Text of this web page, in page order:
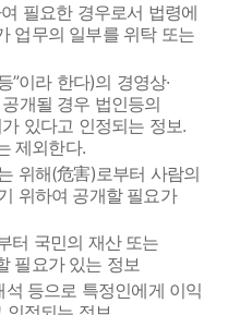
필요한 경우로서 법령에
업무의 일부를 위탁 또는
”이라 한다)의 경영상·
개될 경우 법인등의
있다고 인정되는 정보.
제외한다.
위해(危害)로부터 사람의
위하여 공개할 필요가
터 국민의 재산 또는
필요가 있는 정보
등으로 특정인에게 이익